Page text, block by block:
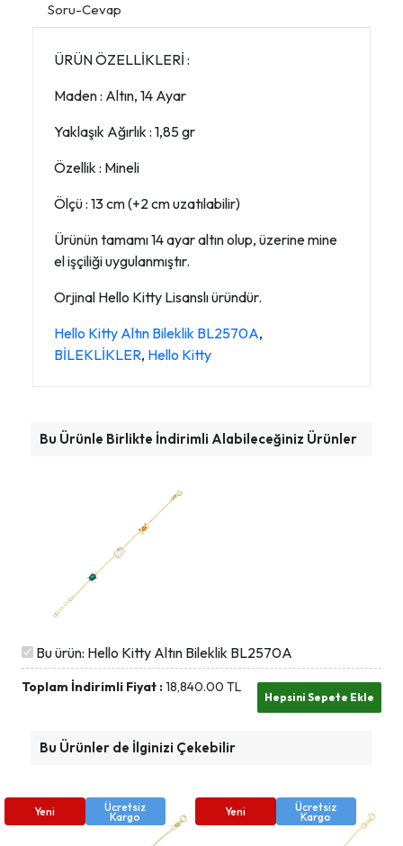
Soru-Cevap
ÜRÜN ÖZELLİKLERİ :
Maden : Altın, 14 Ayar
Yaklaşık Ağırlık : 1,85 gr
Özellik : Mineli
Ölçü : 13 cm (+2 cm uzatılabilir)
Ürünün tamamı 14 ayar altın olup, üzerine mine
el işçiliği uygulanmıştır.
Orjinal Hello Kitty Lisanslı üründür.
Hello Kitty Altın Bileklik BL2570A,
BİLEKLİKLER, Hello Kitty
Bu Ürünle Birlikte İndirimli Alabileceğiniz Ürünler
Bu ürün: Hello Kitty Altın Bileklik BL2570A
Toplam İndirimli Fiyat :18,840.00 TL
Bu Ürünler de İlginizi Çekebilir
Yeni Ücretsiz
Kargo Yeni Ücretsiz
Kargo